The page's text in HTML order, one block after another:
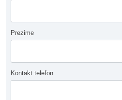
Prezime
Kontakt telefon